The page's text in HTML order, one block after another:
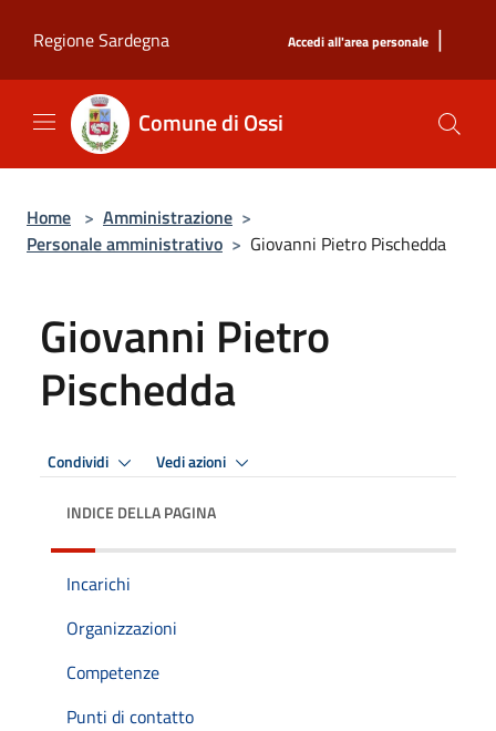
Regione Sardegna
Accedi all'area personale |
Comune di Ossi
Home > Amministrazione >
Personale amministrativo > Giovanni Pietro Pischedda
Giovanni Pietro
Pischedda
Condividi Vedi azioni
INDICE DELLA PAGINA
Incarichi
Organizzazioni
Competenze
Punti di contatto